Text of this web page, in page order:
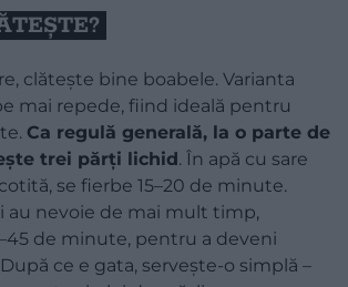
clătește bine boabele. Varianta
mai repede, fiind ideală pentru
Ca regulă generală, la o parte de
trei părți lichid. În apă cu sare
se fierbe 15–20 de minute.
au nevoie de mai mult timp,
de minute, pentru a deveni
ce e gata, servește-o simplă –